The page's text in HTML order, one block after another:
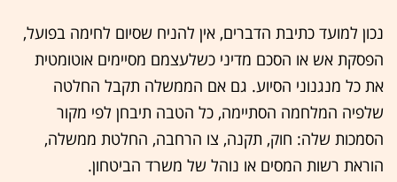
נכון למועד כתיבת הדברים, אין להניח שסיום לחימה בפועל,
הפסקת אש או הסכם מדיני כשלעצמם מסיימים אוטומטית
את כל מנגנוני הסיוע. גם אם הממשלה תקבל החלטה
שלפיה המלחמה הסתיימה, כל הטבה תיבחן לפי מקור
הסמכות שלה: חוק, תקנה, צו הרחבה, החלטת ממשלה,
הוראת רשות המסים או נוהל של משרד הביטחון.